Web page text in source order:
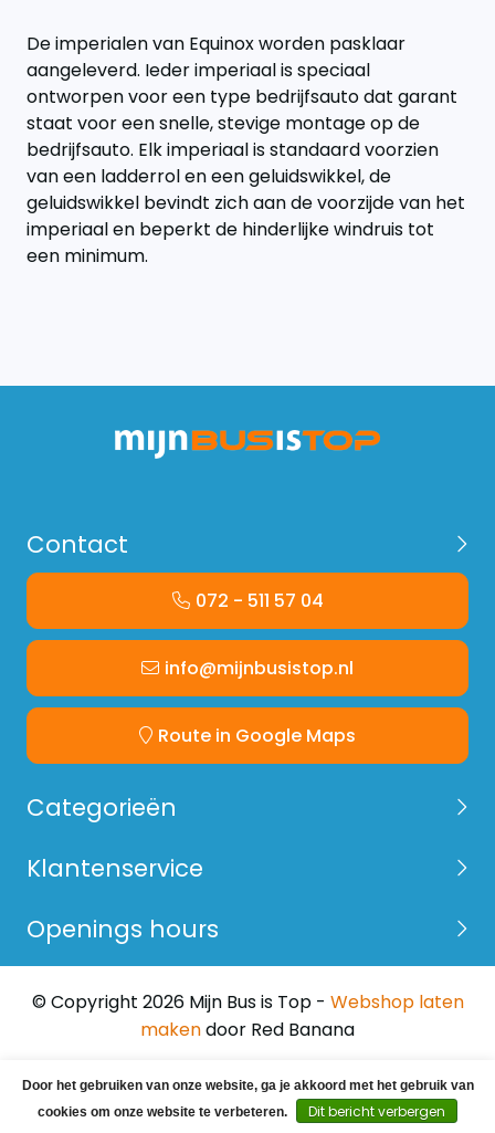
De imperialen van Equinox worden pasklaar
aangeleverd. Ieder imperiaal is speciaal
ontworpen voor een type bedrijfsauto dat garant
staat voor een snelle, stevige montage op de
bedrijfsauto. Elk imperiaal is standaard voorzien
van een ladderrol en een geluidswikkel, de
geluidswikkel bevindt zich aan de voorzijde van het
imperiaal en beperkt de hinderlijke windruis tot
een minimum.
Contact
072 - 511 57 04
info@mijnbusistop.nl
Route in Google Maps
Categorieën
Klantenservice
Openings hours
© Copyright 2026 Mijn Bus is Top - Webshop laten
makendoor Red Banana
Door het gebruiken van onze website, ga je akkoord met het gebruik van
cookies om onze website te verbeteren.
Dit bericht verbergen